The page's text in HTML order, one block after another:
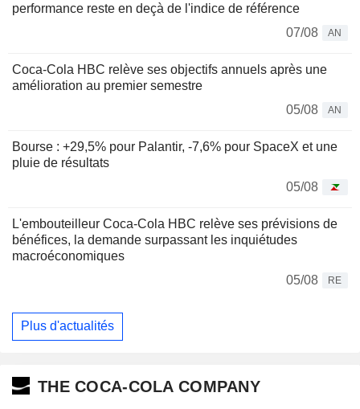
performance reste en deçà de l'indice de référence
07/08
AN
Coca-Cola HBC relève ses objectifs annuels après une
amélioration au premier semestre
05/08
AN
Bourse : +29,5% pour Palantir, -7,6% pour SpaceX et une
pluie de résultats
05/08
L'embouteilleur Coca-Cola HBC relève ses prévisions de
bénéfices, la demande surpassant les inquiétudes
macroéconomiques
05/08
RE
Plus d'actualités
THE COCA-COLA COMPANY